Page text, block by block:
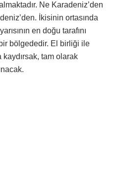
Ne Karadeniz’den
İkisinin ortasında
en doğu tarafını
bölgededir. El birliği ile
kaydırsak, tam olarak